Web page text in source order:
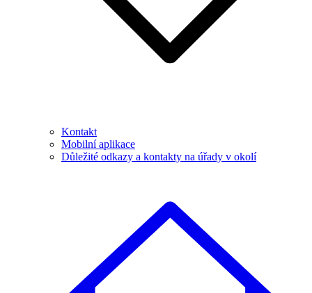
Kontakt
Mobilní aplikace
Důležité odkazy a kontakty na úřady v okolí